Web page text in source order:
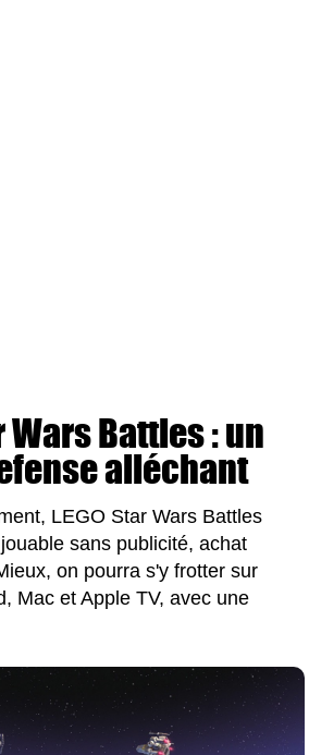
Wars Battles : un
alléchant
LEGO Star Wars Battles
sans publicité, achat
on pourra s'y frotter sur
Mac et Apple TV, avec une